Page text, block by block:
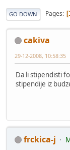
GO DOWN Pages
cakiva
29-12-2008, 10:58:35
Da li stipendisti
stipendije iz
frckica-j